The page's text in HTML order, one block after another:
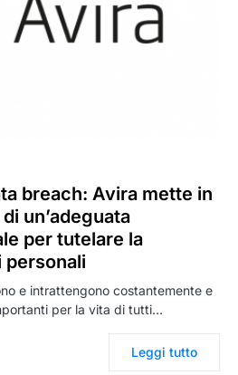
breach: Avira mette in
un’adeguata
per tutelare la
personali
e intrattengono costantemente e
per la vita di tutti…
Leggi tutto